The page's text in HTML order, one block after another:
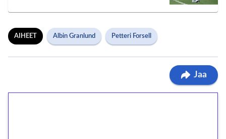
AIHEET Albin Granlund Petteri Forsell
Jaa